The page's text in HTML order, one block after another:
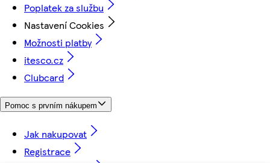
Poplatek za službu
Nastavení Cookies
Možnosti platby
itesco.cz
Clubcard
Pomoc s prvním nákupem
Jak nakupovat
Registrace